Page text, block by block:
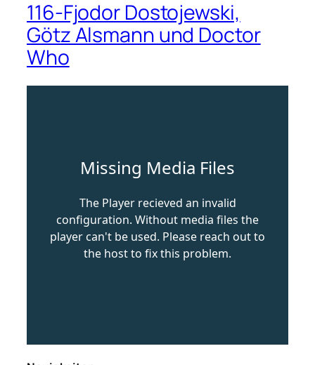
116-Fjodor Dostojewski,
Götz Alsmann und Doctor
Who